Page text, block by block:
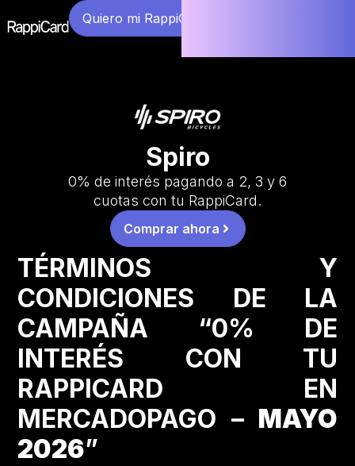
Quiero mi RappiCard
Spiro
0% de interés pagando a 2, 3 y 6
cuotas con tu RappiCard.
Comprar ahora
TÉRMINOS Y
CONDICIONES DE LA
CAMPAÑA “0% DE
INTERÉS CON TU
RAPPICARD EN
MERCADOPAGO – MAYO
2026”